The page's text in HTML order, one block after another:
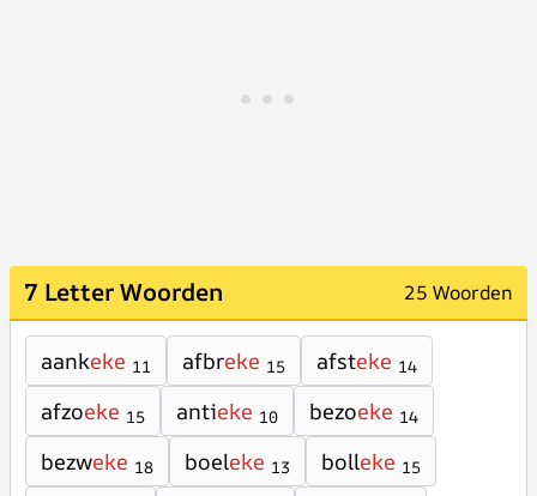
7 Letter Woorden 25 Woorden
aankeke 11 afbreke 15 afsteke 14
afzoeke 15 antieke 10 bezoeke 14
bezweke 18 boeleke 13 bolleke 15